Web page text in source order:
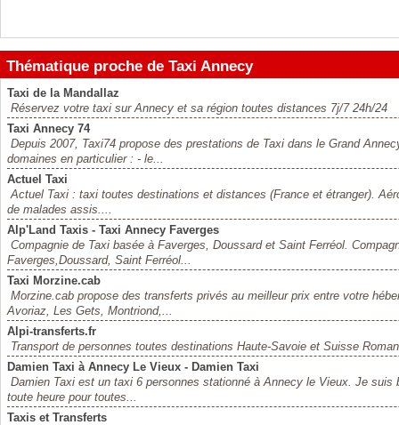
Thématique proche de Taxi Annecy
Taxi de la Mandallaz
Réservez votre taxi sur Annecy et sa région toutes distances 7j/7 24h/24
Taxi Annecy 74
Depuis 2007, Taxi74 propose des prestations de Taxi dans le Grand
domaines en particulier : - le...
Actuel Taxi
Actuel Taxi : taxi toutes destinations et distances (France et étranger).
de malades assis....
Alp'Land Taxis - Taxi Annecy Faverges
Compagnie de Taxi basée à Faverges, Doussard et Saint Ferréol.
Faverges,Doussard, Saint Ferréol...
Taxi Morzine.cab
Morzine.cab propose des transferts privés au meilleur prix entre votre
Avoriaz, Les Gets, Montriond,...
Alpi-transferts.fr
Transport de personnes toutes destinations Haute-Savoie et Suisse
Damien Taxi à Annecy Le Vieux - Damien Taxi
Damien Taxi est un taxi 6 personnes stationné à Annecy le Vieux. Je
toute heure pour toutes...
Taxis et Transferts